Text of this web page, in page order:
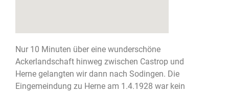
Nur 10 Minuten über eine wunderschöne
Ackerlandschaft hinweg zwischen Castrop und
Herne gelangten wir dann nach Sodingen. Die
Eingemeindung zu Herne am 1.4.1928 war kein